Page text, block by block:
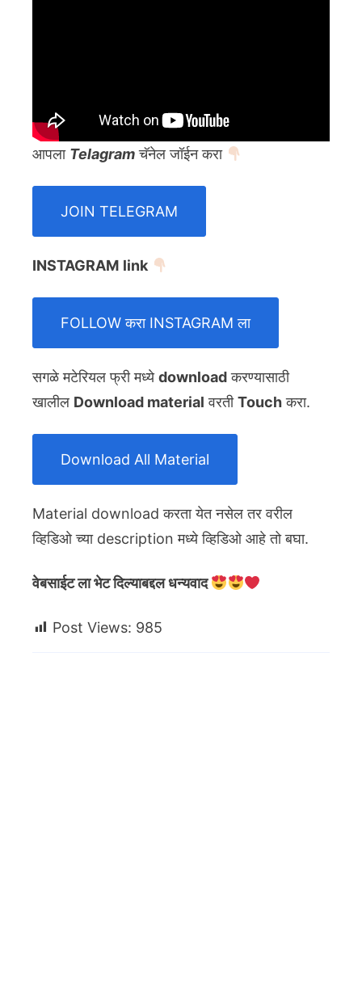
आपला Telagramचॅनेल जॉईन करा
JOIN TELEGRAM
INSTAGRAM link
FOLLOW करा INSTAGRAM ला
सगळे मटेरियल फ्री मध्येdownloadकरण्यासाठी
खालील Download material वरतीTouchकरा.
Download All Material
Material download करता येत नसेल तर वरील
व्हिडिओ च्या description मध्ये व्हिडिओ आहे तो बघा.
वेबसाईट ला भेट दिल्याबद्दल धन्यवाद
Post Views: 985